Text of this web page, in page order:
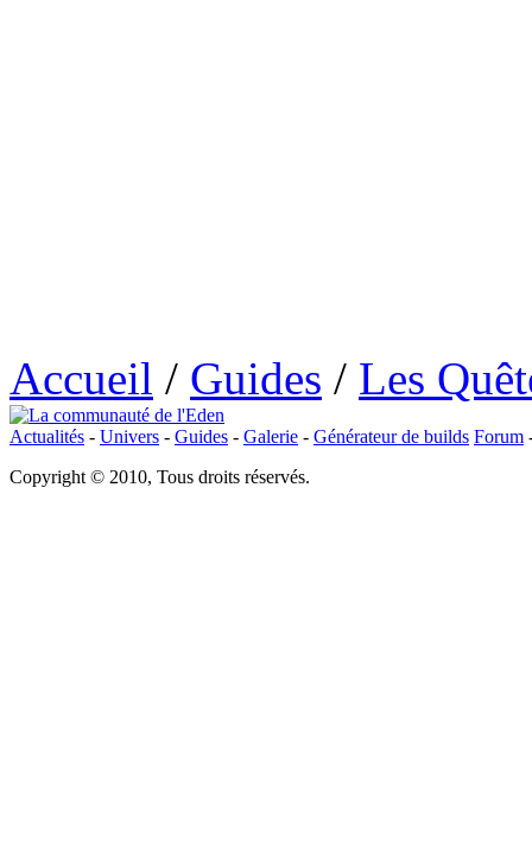
Accueil / Guides / Les
Actualités - Univers - Guides - Galerie - Générateur de builds Forum
Copyright © 2010, Tous droits réservés.